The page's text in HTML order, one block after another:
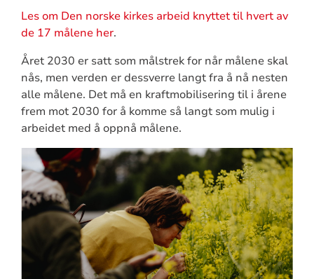
Les om Den norske kirkes arbeid knyttet til hvert av
de 17 målene her.
Året 2030 er satt som målstrek for når målene skal
nås, men verden er dessverre langt fra å nå nesten
alle målene. Det må en kraftmobilisering til i årene
frem mot 2030 for å komme så langt som mulig i
arbeidet med å oppnå målene.